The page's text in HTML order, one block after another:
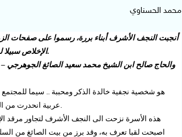
محمد الحسناوي
أنجبت النجف الأشرف أبناء بررة، رسموا على صفحات
الإخلاص سبيلا.
والحاج صالح ابن الشيخ محمد سعيد الصائغ
هو شخصية نجفية خالدة الذكر ومحببة .. سيما
عربية انحدرت من.
هذه الأسرة نزحت الى النجف الأشرف لتجاور مرقد
اصبحت لقبا تعرف به، وقد برز من بيت الصائغ من